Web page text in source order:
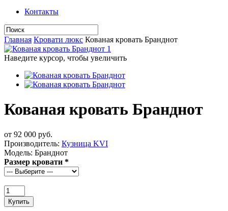
Контакты
Главная Кровати люкс Кованая кровать Бранднот
Наведите курсор, чтобы увеличить
Кованая кровать Бранднот
от 92 000 руб.
Производитель: Кузница KVI
Модель: Бранднот
Размер кровати *